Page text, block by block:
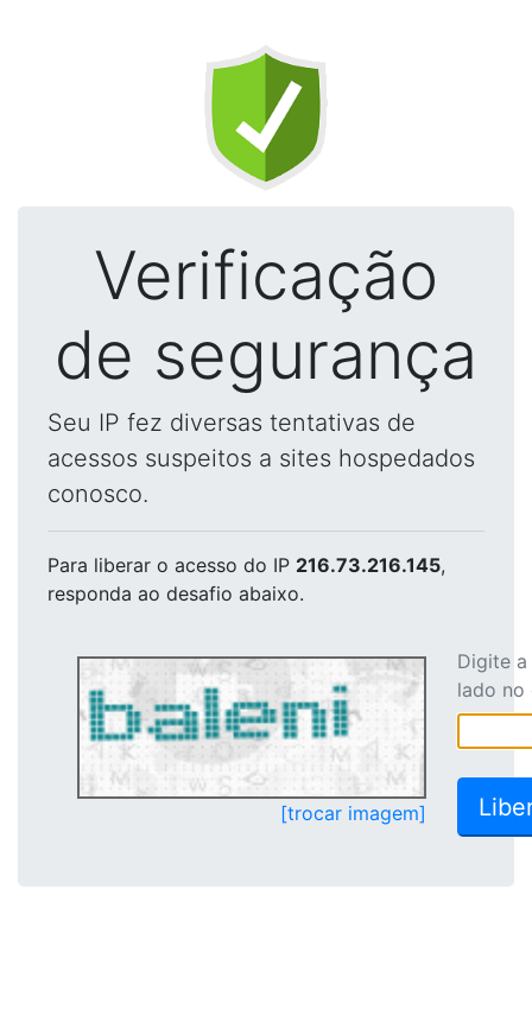
Verificação
de segurança
Seu IP fez diversas tentativas de
acessos suspeitos a sites hospedados
conosco.
Para liberar o acesso do IP 216.73.216.145,
responda ao desafio abaixo.
[trocar imagem]
Digite
lado no